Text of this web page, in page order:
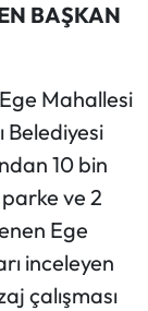
BAŞKAN
Mahallesi
Belediyesi
10 bin
ve 2
Ege
inceleyen
çalışması